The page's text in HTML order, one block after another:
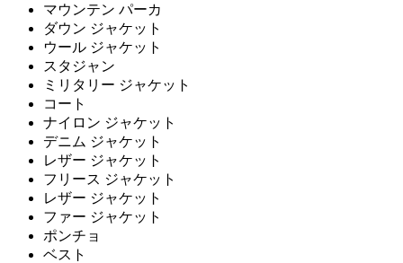
マウンテン パーカ
ダウン ジャケット
ウール ジャケット
スタジャン
ミリタリー ジャケット
コート
ナイロン ジャケット
デニム ジャケット
レザー ジャケット
フリース ジャケット
レザー ジャケット
ファー ジャケット
ポンチョ
ベスト